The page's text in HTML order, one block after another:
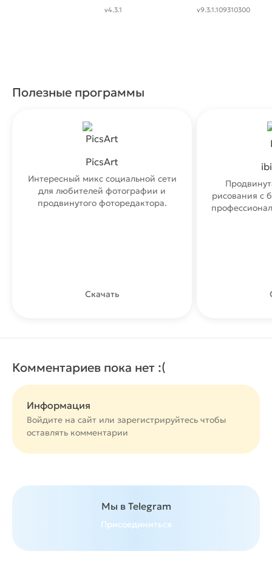
Animator
v4.3.1
Reviews, Tickets
v9.3.1.109310300
Полезные программы
PicsArt
Интересный микс социальной сети
для любителей фотографии и
продвинутого фоторедактора.
Скачать
рисования с
Комментариев пока нет :(
Информация
Войдите на сайт или зарегистрируйтесь чтобы
оставлять комментарии
Мы в Telegram
Присоединиться